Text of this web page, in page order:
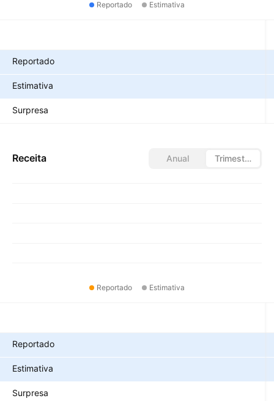
Reportado Estimativa
Reportado
Estimativa
Surpresa
Receita Anual Trimestral
Reportado Estimativa
Reportado
Estimativa
Surpresa